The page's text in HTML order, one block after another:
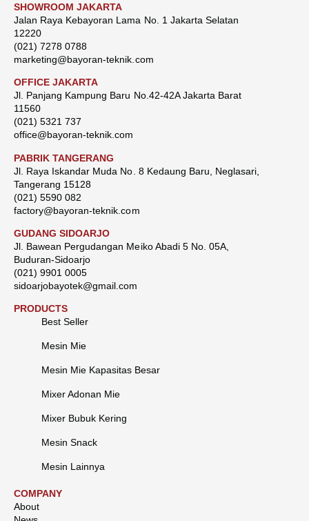
SHOWROOM JAKARTA
Jalan Raya Kebayoran Lama No. 1 Jakarta Selatan
12220
(021) 7278 0788
marketing@bayoran-teknik.com
OFFICE JAKARTA
Jl. Panjang Kampung Baru No.42-42A Jakarta Barat
11560
(021) 5321 737
office@bayoran-teknik.com
PABRIK TANGERANG
Jl. Raya Iskandar Muda No. 8 Kedaung Baru, Neglasari,
Tangerang 15128
(021) 5590 082
factory@bayoran-teknik.com
GUDANG SIDOARJO
Jl. Bawean Pergudangan Meiko Abadi 5 No. 05A,
Buduran-Sidoarjo
(021) 9901 0005
sidoarjobayotek@gmail.com
PRODUCTS
Best Seller
Mesin Mie
Mesin Mie Kapasitas Besar
Mixer Adonan Mie
Mixer Bubuk Kering
Mesin Snack
Mesin Lainnya
COMPANY
About